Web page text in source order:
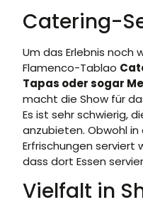
Catering-
Um das Erlebnis noch
Flamenco-Tablao
Tapas oder sogar
macht die Show für
Es ist sehr schwierig,
anzubieten. Obwohl
Erfrischungen serviert
dass dort Essen
Vielfalt in